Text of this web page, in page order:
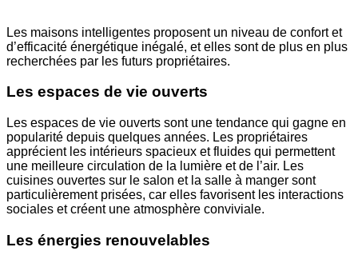
Les maisons intelligentes proposent un niveau de confort et
d’efficacité énergétique inégalé, et elles sont de plus en plus
recherchées par les futurs propriétaires.
Les espaces de vie ouverts
Les espaces de vie ouverts sont une tendance qui gagne en
popularité depuis quelques années. Les propriétaires
apprécient les intérieurs spacieux et fluides qui permettent
une meilleure circulation de la lumière et de l’air. Les
cuisines ouvertes sur le salon et la salle à manger sont
particulièrement prisées, car elles favorisent les interactions
sociales et créent une atmosphère conviviale.
Les énergies renouvelables